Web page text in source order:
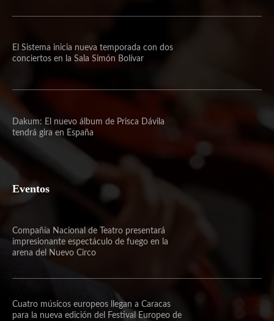
El Sistema inicia nueva temporada con dos
conciertos en la Sala Simón Bolívar
Dakum: El nuevo álbum de Prisca Dávila
tendrá gira en España
Eventos
Compañía Nacional de Teatro presentará
impresionante espectáculo de fuego en la
arena del Nuevo Circo
Cuatro músicos europeos llegan a Caracas
para la nueva edición del Festival Europeo de